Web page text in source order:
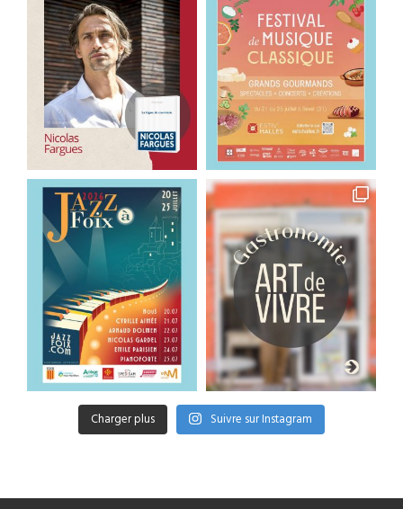
Charger plus Suivre sur Instagram